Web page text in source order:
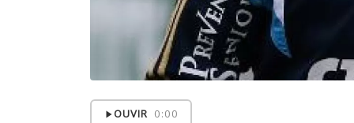
OUVIR 0:00